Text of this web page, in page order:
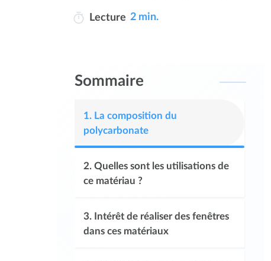
Lecture 2 min.
Sommaire
1. La composition du
polycarbonate
2. Quelles sont les utilisations de
ce matériau ?
3. Intérêt de réaliser des fenêtres
dans ces matériaux